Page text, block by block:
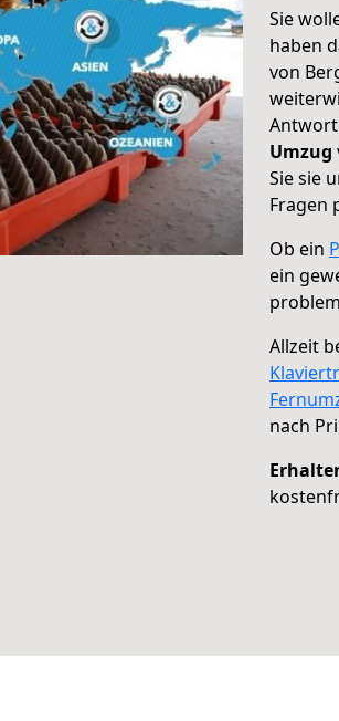
Sie
haben
von
Umzug
Sie sie
Fragen
Ob ein
ein
Allzeit
nach